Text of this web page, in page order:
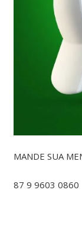
MANDE SUA
87 9 9603 0860